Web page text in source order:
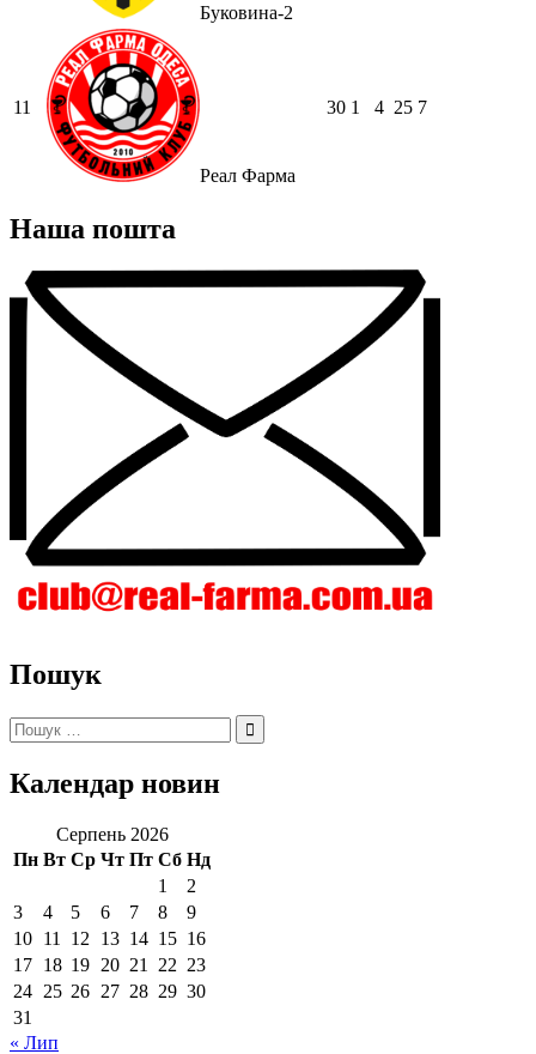
Буковина-2
11
Реал Фарма
30 1 4 25 7
Наша пошта
Пошук
Пошук:
Календар новин
Серпень 2026
Пн Вт Ср Чт Пт Сб Нд
1
2
3
4 5 6 7 8
9
10 11 12 13 14 15 16
17 18 19 20 21 22 23
24 25 26 27 28 29 30
31
« Лип